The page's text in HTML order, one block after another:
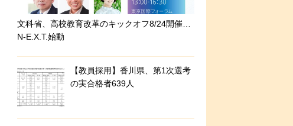
文科省、高校教育改革のキックオフ8/24開催…
N-E.X.T.始動
【教員採用】香川県、第1次選考
の実合格者639人